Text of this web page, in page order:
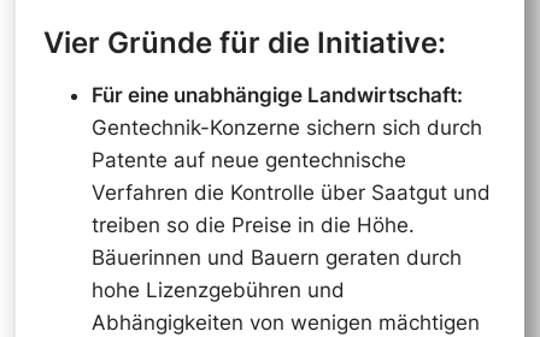
Vier Gründe für die Initiative:
Für eine unabhängige Landwirtschaft:
Gentechnik-Konzerne sichern sich durch
Patente auf neue gentechnische
Verfahren die Kontrolle über Saatgut und
treiben so die Preise in die Höhe.
Bäuerinnen und Bauern geraten durch
hohe Lizenzgebühren und
Abhängigkeiten von wenigen mächtigen